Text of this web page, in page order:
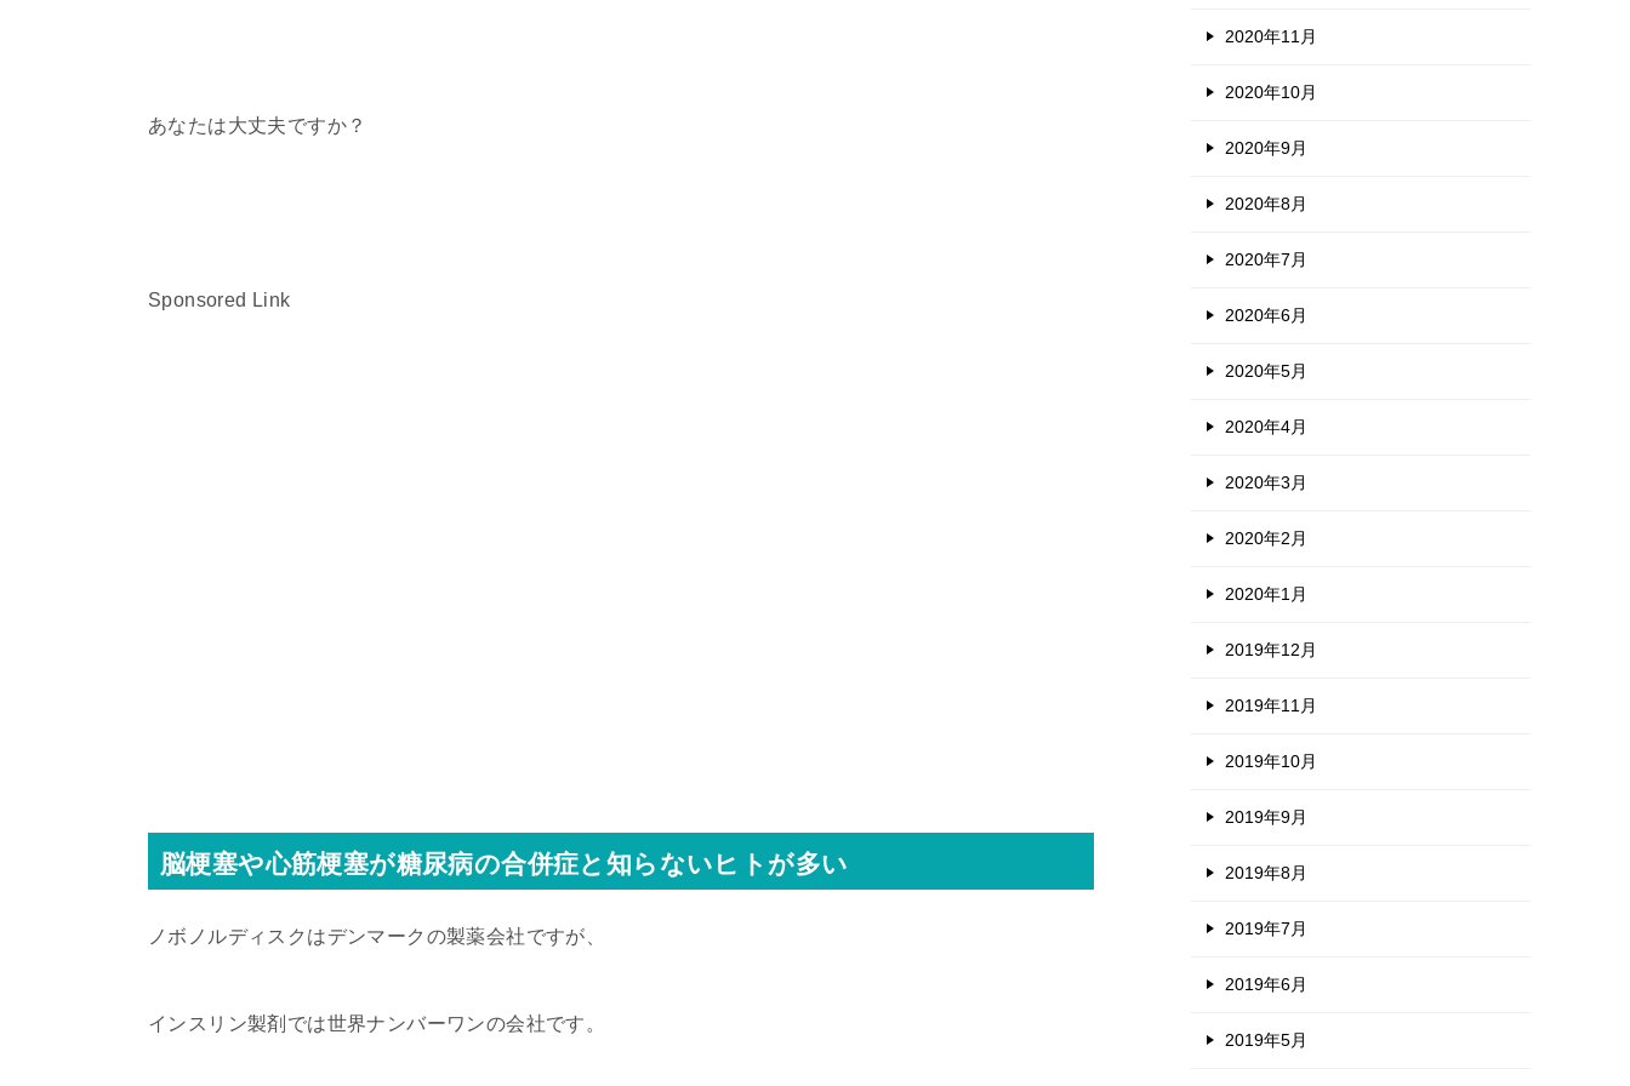
あなたは大丈夫ですか？
Sponsored Link
脳梗塞や心筋梗塞が糖尿病の合併症と知らないヒトが多い
ノボノルディスクはデンマークの製薬会社ですが、
インスリン製剤では世界ナンバーワンの会社です。
2020年11月
2020年10月
2020年9月
2020年8月
2020年7月
2020年6月
2020年5月
2020年4月
2020年3月
2020年2月
2020年1月
2019年12月
2019年11月
2019年10月
2019年9月
2019年8月
2019年7月
2019年6月
2019年5月